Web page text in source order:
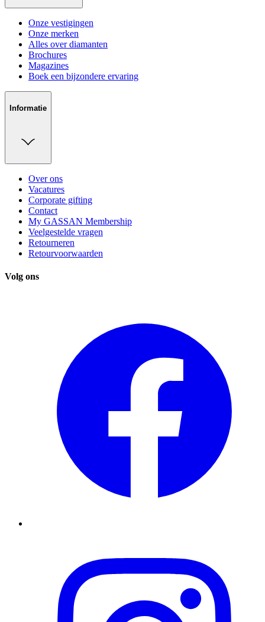
Onze vestigingen
Onze merken
Alles over diamanten
Brochures
Magazines
Boek een bijzondere ervaring
Informatie
Over ons
Vacatures
Corporate gifting
Contact
My GASSAN Membership
Veelgestelde vragen
Retourneren
Retourvoorwaarden
Volg ons